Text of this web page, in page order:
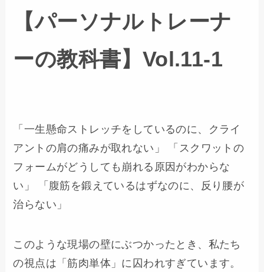
【パーソナルトレーナ
ーの教科書】Vol.11-1
「一生懸命ストレッチをしているのに、クライ
アントの肩の痛みが取れない」 「スクワットの
フォームがどうしても崩れる原因がわからな
い」 「腹筋を鍛えているはずなのに、反り腰が
治らない」
このような現場の壁にぶつかったとき、私たち
の視点は「筋肉単体」に囚われすぎています。